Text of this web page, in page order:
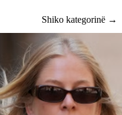
Shiko kategorinë →